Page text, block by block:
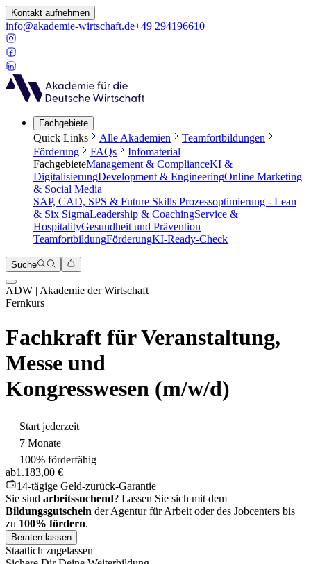
Kontakt aufnehmen
info@akademie-wirtschaft.de+49 294196610
Fachgebiete
Quick Links Alle Akademien
Teamfortbildungen
Förderung
FAQs
Infomaterial
FachgebieteManagement & ComplianceKI &
DigitalisierungDevelopment & EngineeringOnline Marketing
& Social Media
SAP, CAD, SPS & Future Skills Prozessoptimierung - Lean
& Six SigmaLeadership & CoachingService &
HospitalityGesundheit und Prävention
TeamfortbildungFörderungKI-Ready-Check
Suche
ADW | Akademie der Wirtschaft
Fernkurs
Fachkraft für Veranstaltung,
Messe und
Kongresswesen (m/w/d)
Start jederzeit
7 Monate
100% förderfähig
ab1.183,00 €
14-tägige Geld-zurück-Garantie
Sie sind arbeitssuchend? Lassen Sie sich mit dem
Bildungsgutschein der Agentur für Arbeit oder des Jobcenters bis
zu 100% fördern.
Beraten lassen
Staatlich zugelassen